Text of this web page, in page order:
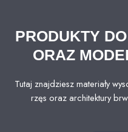
PRODUKTY
ORAZ
Tutaj znajdziesz materiały
rzęs oraz architektury